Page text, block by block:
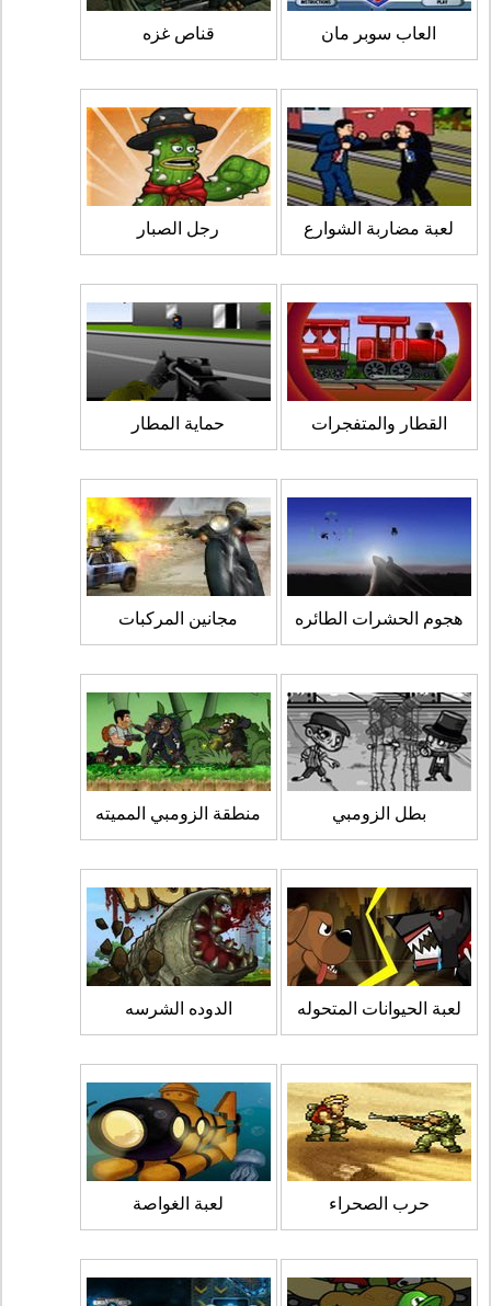
العاب سوبر مان قناص غزه
لعبة مضاربة الشوارع رجل الصبار
القطار والمتفجرات حماية المطار
هجوم الحشرات الطائره مجانين المركبات
بطل الزومبي منطقة الزومبي المميته
لعبة الحيوانات المتحوله الدوده الشرسه
حرب الصحراء لعبة الغواصة